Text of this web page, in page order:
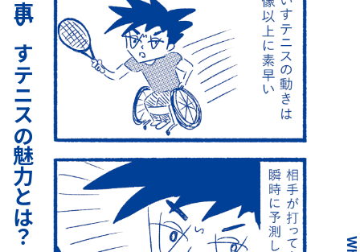
車いすテニスの魅力とは？